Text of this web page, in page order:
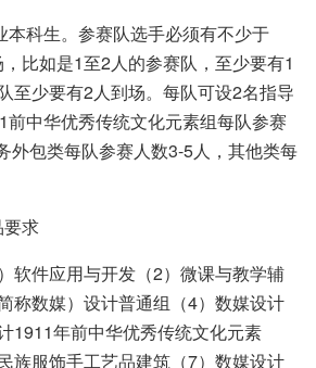
本科生。参赛队选手必须有不少于
比如是1至2人的参赛队，至少要有1
至少要有2人到场。每队可设2名指导
前中华优秀传统文化元素组每队参赛
外包类每队参赛人数3-5人，其他类每
求
软件应用与开发（2）微课与教学辅
称数媒）设计普通组（4）数媒设计
1911年前中华优秀传统文化元素
族服饰手工艺品建筑（7）数媒设计